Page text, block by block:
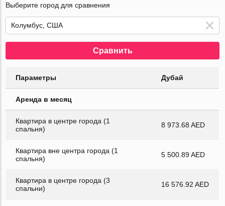
Выберите город для сравнения
Сравнить
Параметры Дубай
Аренда в месяц
Квартира в центре города (1
спальня)
8 973.68 AED
Квартира вне центра города (1
спальня)
5 500.89 AED
Квартира в центре города (3
спальни)
16 576.92 AED